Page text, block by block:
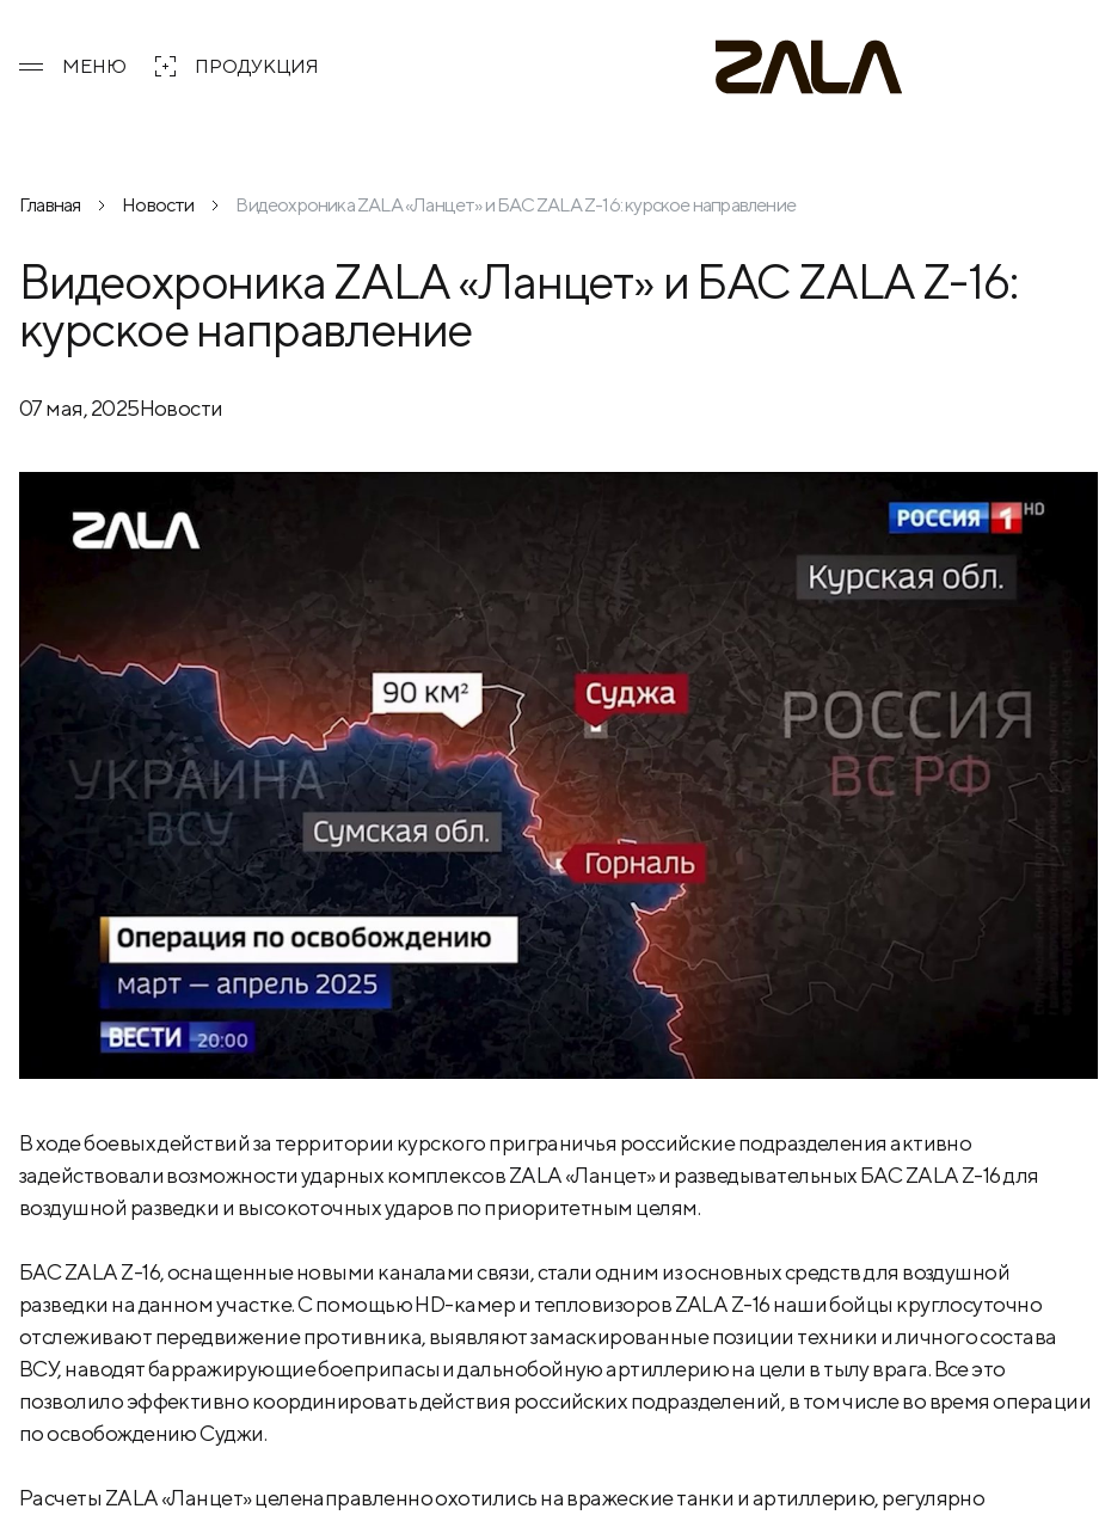
МЕНЮ ПРОДУКЦИЯ
Главная Новости Видеохроника ZALA «Ланцет» и БАС ZALA Z-16: курское направление
Видеохроника ZALA «Ланцет» и БАС ZALA Z-16:
курское направление
07 мая, 2025Новости
В ходе боевых действий за территории курского приграничья российские подразделения активно
задействовали возможности ударных комплексов ZALA «Ланцет» и разведывательных БАС ZALA Z-16 для
воздушной разведки и высокоточных ударов по приоритетным целям.
БАС ZALA Z-16, оснащенные новыми каналами связи, стали одним из основных средств для воздушной
разведки на данном участке. С помощью HD-камер и тепловизоров ZALA Z-16 наши бойцы круглосуточно
отслеживают передвижение противника, выявляют замаскированные позиции техники и личного состава
ВСУ, наводят барражирующие боеприпасы и дальнобойную артиллерию на цели в тылу врага. Все это
позволило эффективно координировать действия российских подразделений, в том числе во время операции
по освобождению Суджи.
Расчеты ZALA «Ланцет» целенаправленно охотились на вражеские танки и артиллерию, регулярно